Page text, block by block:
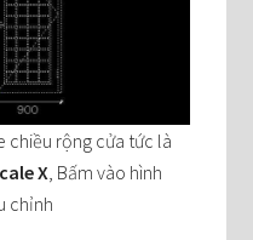
chiều rộng cửa tức là
X , Bấm vào hình
chỉnh